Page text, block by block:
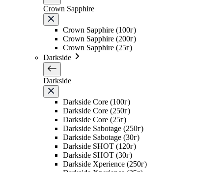
Crown Sapphire
Crown Sapphire (100г)
Crown Sapphire (200г)
Crown Sapphire (25г)
Darkside
Darkside
Darkside Core (100г)
Darkside Core (250г)
Darkside Core (25г)
Darkside Sabotage (250г)
Darkside Sabotage (30г)
Darkside SHOT (120г)
Darkside SHOT (30г)
Darkside Xperience (250г)